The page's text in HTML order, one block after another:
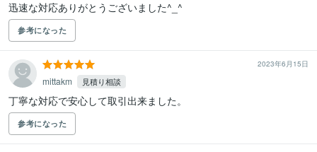
迅速な対応ありがとうございました^_^
参考になった
2023年6月15日
mittakm 見積り相談
丁寧な対応で安心して取引出来ました。
参考になった